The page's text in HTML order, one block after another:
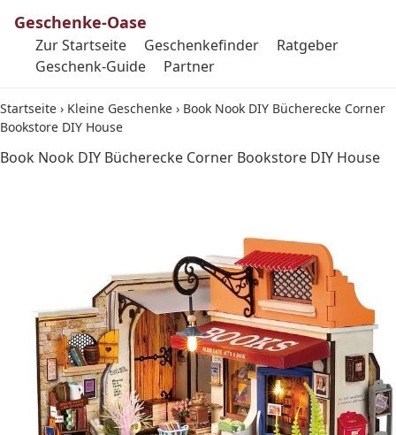
Geschenke-Oase
Zur Startseite Geschenkefinder
Ratgeber
Geschenk-Guide
Partner
Startseite › Kleine Geschenke › Book Nook DIY Bücherecke Corner
Bookstore DIY House
Book Nook DIY Bücherecke Corner Bookstore DIY House